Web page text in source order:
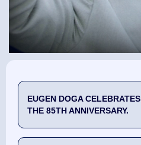
EUGEN DOGA CELEBRATES
THE 85TH ANNIVERSARY.